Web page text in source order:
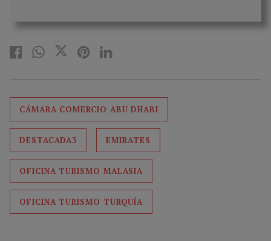
CÁMARA COMERCIO ABU DHABI
DESTACADA3 EMIRATES
OFICINA TURISMO MALASIA
OFICINA TURISMO TURQUÍA